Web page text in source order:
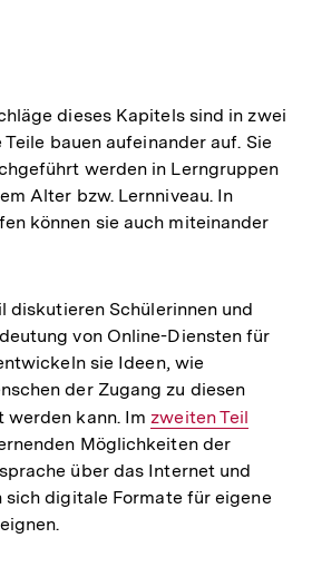
dieses Kapitels sind in zwei
bauen aufeinander auf. Sie
werden in Lerngruppen
Alter bzw. Lernniveau. In
können sie auch miteinander
diskutieren Schülerinnen und
von Online-Diensten für
sie Ideen, wie
der Zugang zu diesen
werden kann. ImInterner
Link:
zweiten Teil
Möglichkeiten der
über das Internet und
digitale Formate für eigene